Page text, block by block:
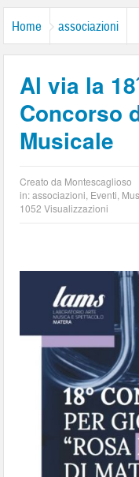
Home associazioni
Al via la
Concorso
Musicale
Creato da Montescaglioso
in:associazioni Eventi
1052 Visualizzazioni